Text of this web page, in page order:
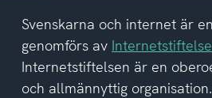
del
av
integritetspolicyn
Svenskarna och internet är
genomförs av
Internetstiftelsen är en
och allmännyttig